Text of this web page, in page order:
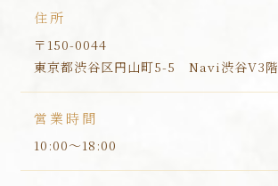
住所
〒150-0044
東京都渋谷区円山町5-5 Navi渋谷V3階
営業時間
10:00～18:00